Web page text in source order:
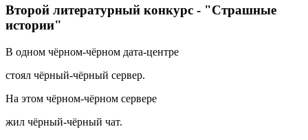
Второй литературный конкурс - "Страшные
истории"
В одном чёрном-чёрном дата-центре
стоял чёрный-чёрный сервер.
На этом чёрном-чёрном сервере
жил чёрный-чёрный чат.